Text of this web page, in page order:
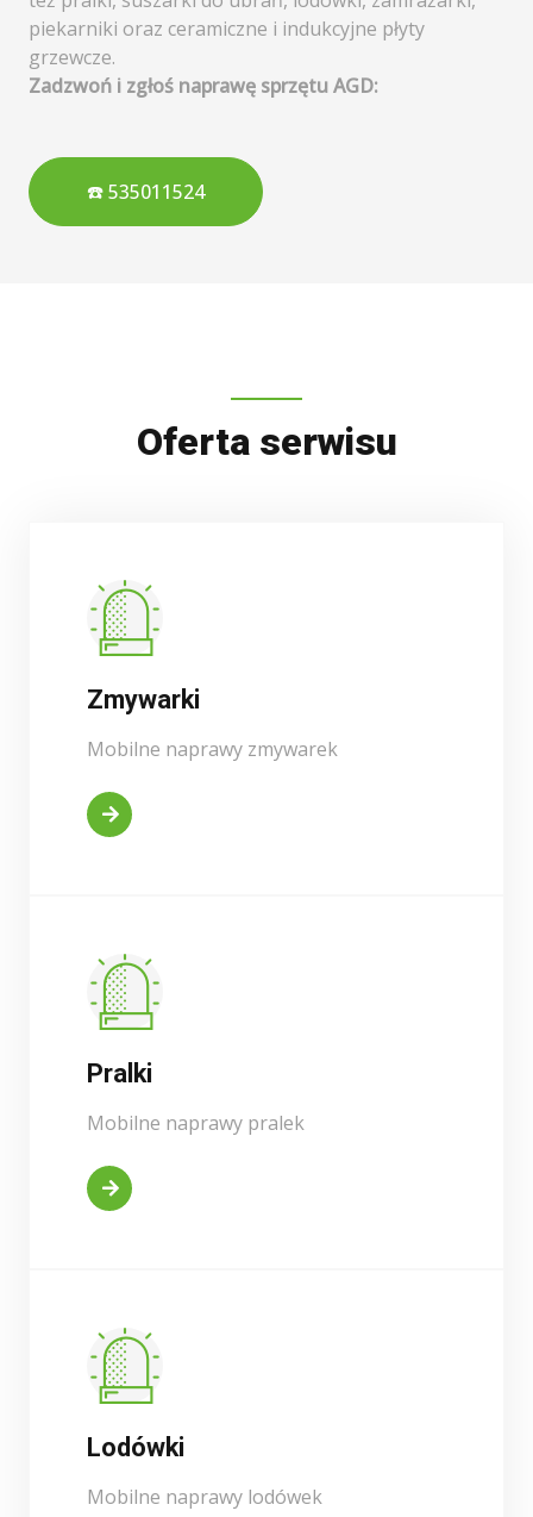
piekarniki oraz ceramiczne i indukcyjne płyty
grzewcze.
Zadzwoń i zgłoś naprawę sprzętu AGD:
☎️ 535011524
Oferta serwisu
Zmywarki
Mobilne naprawy zmywarek
Pralki
Mobilne naprawy pralek
Lodówki
Mobilne naprawy lodówek